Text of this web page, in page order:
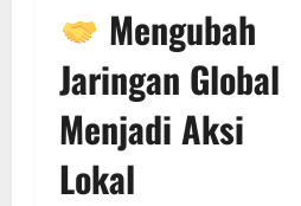
Mengubah
Jaringan Global
Menjadi Aksi
Lokal